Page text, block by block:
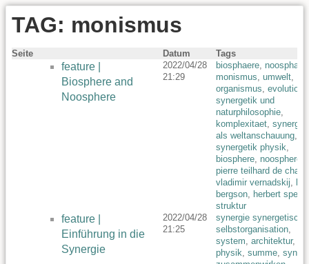
TAG: monismus
Seite Datum Tags
feature |
Biosphere and
Noosphere
2022/04/28
21:29
biosphaere,
monismus, umwelt,
organismus, evolution
synergetik und
naturphilosophie,
komplexitaet,
als weltanschauung,
synergetik physik,
biosphere, noosphere
pierre teilhard de
vladimir vernadskij,
bergson, herbert
struktur
feature |
Einführung in die
Synergie
2022/04/28
21:25
synergie synergetisch
selbstorganisation,
system, architektur,
physik, summe,